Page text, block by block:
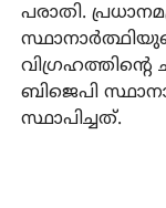
പരാതി.
വിഗ്രഹത്തിന്റെ
ബിജെപി
സ്ഥാപിച്ചത്.